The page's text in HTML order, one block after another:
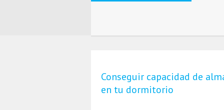
Conseguir capacidad de
en tu dormitorio